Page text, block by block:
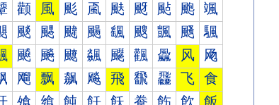
颧 風 颩 颪 颫 颬 颭 颮 颯
颷 颸 颹 颺 颻 颼 颽 颾 颿
飇 飈 飉 飊 飋 飌 飍 风 飏
飗 飘 飙 飚 飛 飜 飝 飞 食
飧 飨 飩 飪 飫 飬 飭 飮 飯